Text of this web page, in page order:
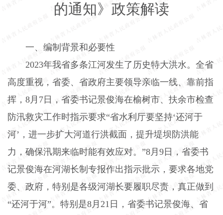
的通知》政策解读
一、编制背景和必要性
2023年我省多条江河发生了历史特大洪水。全省
高度重视，省委、省政府主要领导亲临一线、靠前指
挥， 8 月 7日，省委书记景俊海在榆树市、扶余市检查
防汛救灾工作时指示要求“省水利厅要坚持‘还河于
河’，进一步扩大河道行洪截面，提升堤坝防洪能
力，确保汛期来临时能有效应对。”8 月 9日，省委书
记景俊海在河湖长制专报作出指示批示，要求各地党
委、政府，特别是各级河湖长要履职尽责，真正做到
“还河于河”。特别是8月 21 日，省委书记景俊海、省